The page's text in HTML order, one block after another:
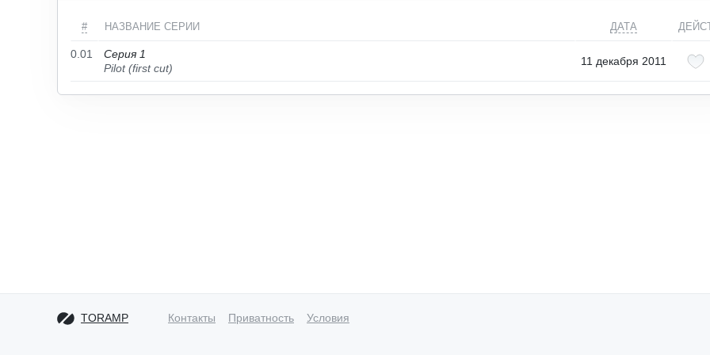
# НАЗВАНИЕ СЕРИИ ДАТА
0.01
Серия 1
Pilot (first cut)
11 декабря 2011
TORAMP Контакты Приватность Условия